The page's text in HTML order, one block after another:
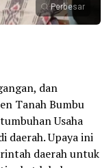
Perbesar
dan
Tanah Bumbu
Usaha
daerah. Upaya ini
daerah untuk